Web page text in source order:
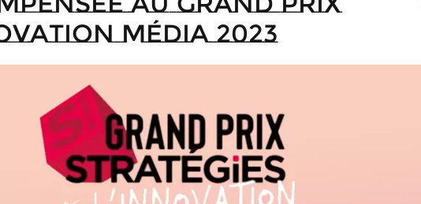
média 2023